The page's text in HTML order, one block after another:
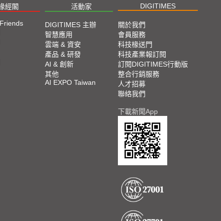
經閣 活動家 DIGITIMES
DIGITIMES 主辦
智慧應用
雲端 & 資安
產品 & 研發
AI & 創新
其他
AI EXPO Taiwan
關於我們
會員服務
科技椽送門
科技產業報訂閱
訂閱DIGITIMES行動版
整合行銷服務
人才招募
聯絡我們
下載新聞App